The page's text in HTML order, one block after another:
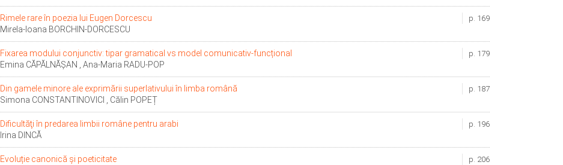
p. 169
Rimele rare în poezia lui Eugen Dorcescu
Mirela-Ioana BORCHIN-DORCESCU
p. 179
Fixarea modului conjunctiv: tipar gramatical vs model comunicativ-funcțional
Emina CĂPĂLNĂȘAN , Ana-Maria RADU-POP
p. 187
Din gamele minore ale exprimării superlativului în limba română
Simona CONSTANTINOVICI , Călin POPEȚ
p. 196
Dificultăţi în predarea limbii române pentru arabi
Irina DINCĂ
p. 206
Evoluție canonică și poeticitate